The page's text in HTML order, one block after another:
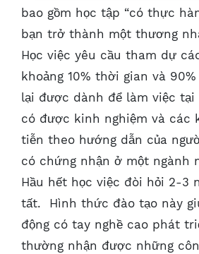
bao gồm học tập “có thực
bạn trở thành một thương
Học việc yêu cầu tham dự
khoảng 10% thời gian và
lại được dành để làm việc
có được kinh nghiệm và các
tiễn theo hướng dẫn của
có chứng nhận ở một ngành
Hầu hết học việc đòi hỏi 2-3
tất. Hình thức đào tạo này
động có tay nghề cao phát
thường nhận được những